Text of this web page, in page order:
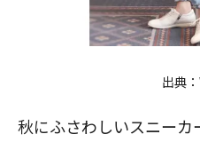
出典：
秋にふさわしいスニー